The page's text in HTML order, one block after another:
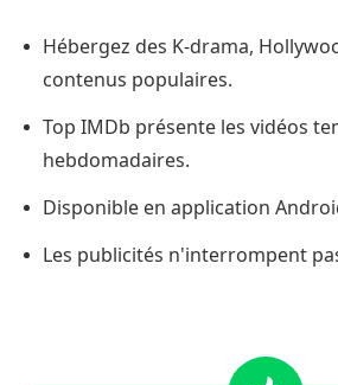
Hébergez des K-drama,
contenus populaires.
Top IMDb présente les vidéos
hebdomadaires.
Disponible en application
Les publicités n'interrompent